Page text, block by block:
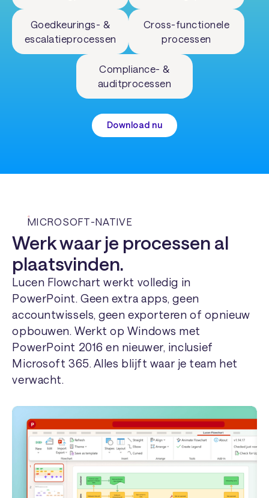
Download nu
Goedkeurings- &
escalatieprocessen
Cross-functionele
processen
Compliance- &
auditprocessen
MICROSOFT-NATIVE
Werk waar je processen al
plaatsvinden.
Lucen Flowchart werkt volledig in
PowerPoint. Geen extra apps, geen
accountwissels, geen exporteren of opnieuw
opbouwen. Werkt op Windows met
PowerPoint 2016 en nieuwer, inclusief
Microsoft 365. Alles blijft waar je team het
verwacht.